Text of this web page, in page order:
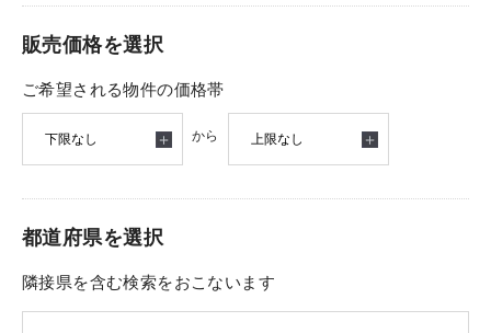
販売価格を選択
ご希望される物件の価格帯
から
都道府県を選択
隣接県を含む検索をおこないます